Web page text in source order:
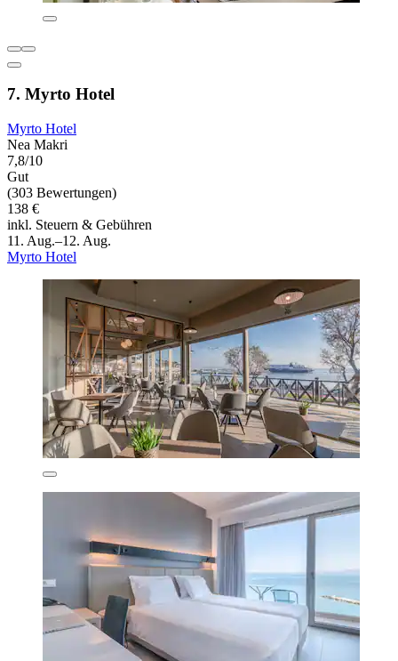
7. Myrto Hotel
Myrto Hotel
Nea Makri
7,8/10
Gut
(303 Bewertungen)
138 €
inkl. Steuern & Gebühren
11. Aug.–12. Aug.
Myrto Hotel